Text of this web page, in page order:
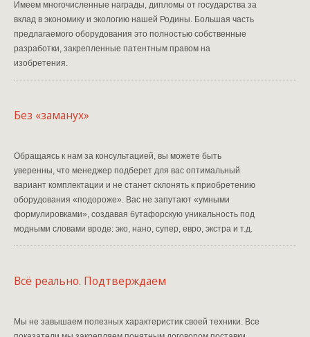
Имеем многочисленные награды, дипломы от государства за
вклад в экономику и экологию нашей Родины. Большая часть
предлагаемого оборудования это полностью собственные
разработки, закрепленные патентным правом на
изобретения.
Без «заманух»
Обращаясь к нам за консультацией, вы можете быть
уверенны, что менеджер подберет для вас оптимальный
вариант комплектации и не станет склонять к приобретению
оборудования «подороже». Вас не запутают «умными
формулировками», создавая бутафорскую уникальность под
модными словами вроде: эко, нано, супер, евро, экстра и т.д.
Всё реально. Подтверждаем
Мы не завышаем полезных характеристик своей техники. Все